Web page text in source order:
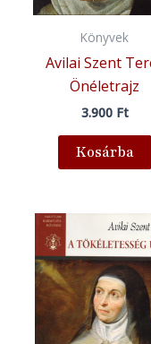
Könyvek
Avilai Szent
Önéletrajz
3.900 Ft
Kosárba